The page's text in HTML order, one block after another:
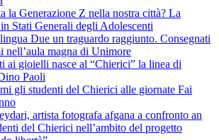
la Generazione Z nella nostra città? La
Stati Generali degli Adolescenti
Due un traguardo raggiunto. Consegnati
nell’aula magna di Unimore
ai gioielli nasce al “Chierici” la linea di
Paoli
gli studenti del Chierici alle giornate Fai
artista fotografa afgana a confronto an
del Chierici nell’ambito del progetto